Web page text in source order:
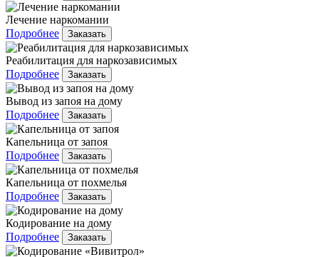
Лечение наркомании
Подробнее
Заказать
Реабилитация для наркозависимых
Подробнее
Заказать
Вывод из запоя на дому
Подробнее
Заказать
Капельница от запоя
Подробнее
Заказать
Капельница от похмелья
Подробнее
Заказать
Кодирование на дому
Подробнее
Заказать